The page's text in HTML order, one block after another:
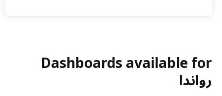
Dashboards available for
رواندا